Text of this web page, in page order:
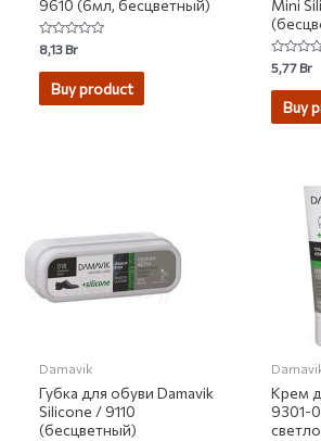
9610 (6мл, бесцветный)
Rated
0
out
8,13Br
Buy product
Mini
Rated
0
out
5,77Br
Buy
Damavik
Губка для обуви Damavik
Silicone / 9110
(бесцветный)
Крем
9301-